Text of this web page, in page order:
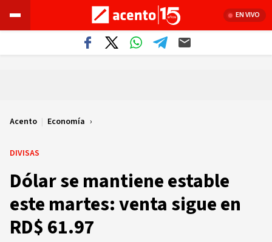
EN VIVO
Acento | Economía
DIVISAS
Dólar se mantiene estable
este martes: venta sigue en
RD$ 61.97